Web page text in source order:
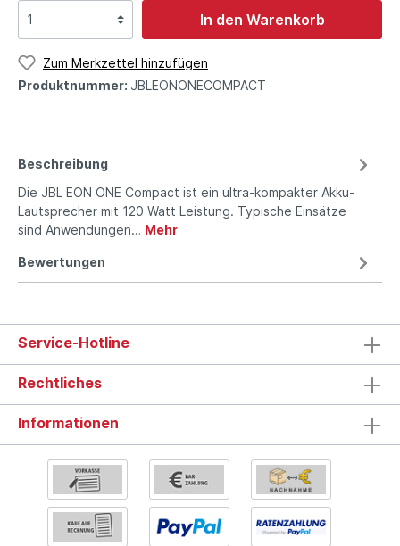
In den Warenkorb
Zum Merkzettel hinzufügen
Produktnummer: JBLEONONECOMPACT
Beschreibung
Die JBL EON ONE Compact ist ein ultra-kompakter Akku-
Lautsprecher mit 120 Watt Leistung. Typische Einsätze
sind Anwendungen… Mehr
Bewertungen
Service-Hotline
Rechtliches
Informationen